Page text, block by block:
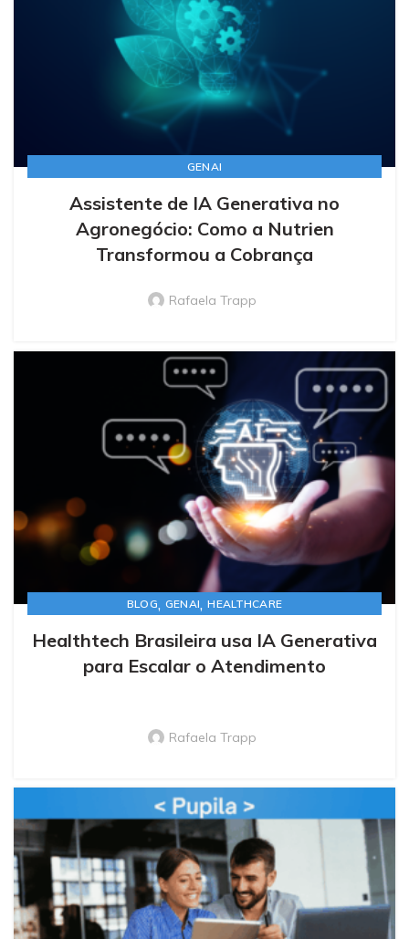
GENAI
Assistente de IA Generativa no
Agronegócio: Como a Nutrien
Transformou a Cobrança
Rafaela Trapp
BLOG, GENAI,HEALTHCARE
Healthtech Brasileira usa IA Generativa
para Escalar o Atendimento
Rafaela Trapp